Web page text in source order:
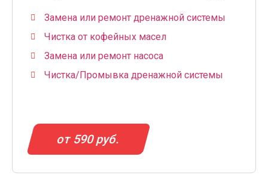
Замена или ремонт дренажной системы
Чистка от кофейных масел
Замена или ремонт насоса
Чистка/Промывка дренажной системы
от 590 руб.